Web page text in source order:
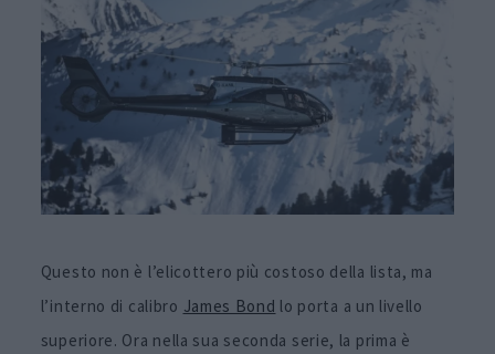
Questo non è l’elicottero più costoso della lista, ma
l’interno di calibro James Bond lo porta a un livello
superiore. Ora nella sua seconda serie, la prima è